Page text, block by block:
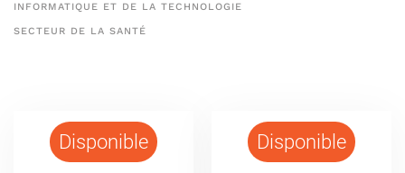
INFORMATIQUE ET DE LA TECHNOLOGIE
SECTEUR DE LA SANTÉ
Disponible Disponible